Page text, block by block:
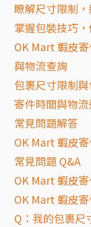
瞭解尺寸限制
掌握包裝技巧
OK Mart 蝦皮
與物流查詢
包裹尺寸限制
寄件時間與物
常見問題解答
OK Mart 蝦皮
常見問題 Q&A
OK Mart 蝦皮
OK Mart 蝦皮
Q：我的包裹尺